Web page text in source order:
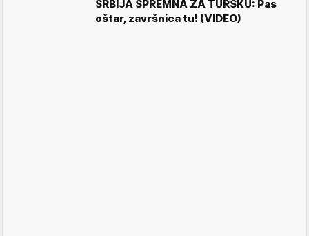
SRBIJA SPREMNA ZA TURSKU: Pas
oštar, završnica tu! (VIDEO)